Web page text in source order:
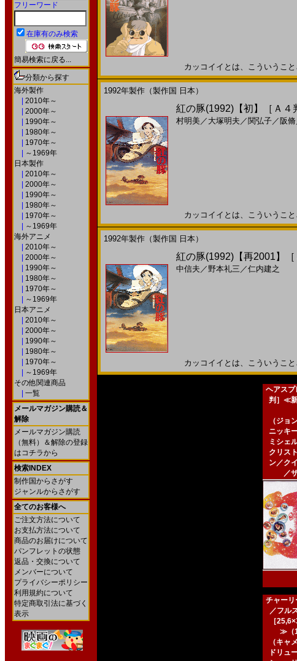
フリーワード
在庫有のみ検索
簡易検索に戻る...
分類から探す
海外製作
2010年～
2000年～
1990年～
1980年～
1970年～
～1969年
日本製作
2010年～
2000年～
1990年～
1980年～
1970年～
～1969年
海外アニメ
2010年～
2000年～
1990年～
1980年～
1970年～
～1969年
日本アニメ
2010年～
2000年～
1990年～
1980年～
1970年～
～1969年
その他関連商品
一覧
メールマガジン購読＆
解除
メールマガジン購読
（無料）＆解除の登録
はコチラから
検索INDEX
制作国からさがす
ジャンルからさがす
全てのお客様へ
ご注文方法について
お支払方法について
商品のお届けについて
パンフレットの状態
返品・交換について
メンバーについて
プライバシーポリシー
利用規約について
特定商取引法に基づく
表示
カッコイイとは、こういうこ
1992年製作（製作国 日本）
紅の豚(1992)【初】［Ａ４
村明美／ 大塚明夫 ／ 関弘子／ 阪脩
カッコイイとは、こういうこ
1992年製作（製作国 日本）
紅の豚(1992)【再2001】［
中信夫 ／ 野本礼三 ／仁内建之
カッコイイとは、こういうこ
ヘアスプ
判］≪
（ジョ
ニッキ
ミシェ
クリス
ン／ク
／
チャーリ
／フル
［
≫（1
（キャ
ドリュ